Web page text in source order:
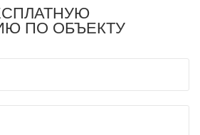
ПО ОБЪЕКТУ